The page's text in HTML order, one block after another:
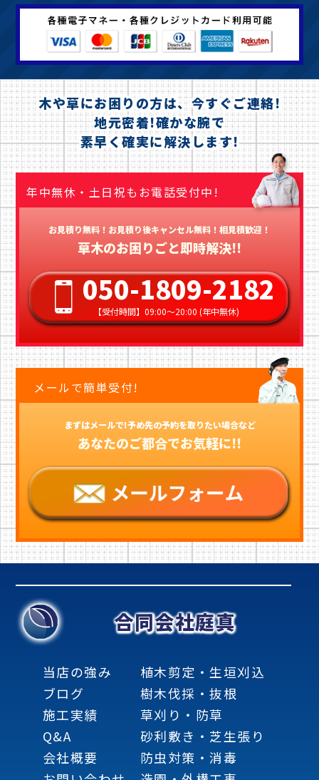
木や草にお困りの方は、今すぐご連絡!
地元密着!確かな腕で
素早く確実に解決します!
年中無休・土日祝もお電話受付中!
お見積り無料！お見積り後キャンセル無料！相見積歓迎！
草木のお困りごと即時解決!!
050-1809-2182
【受付時間】09:00〜20:00 (年中無休)
メールで簡単受付!
まずはメールで!予め先の予約を取りたい場合など
あなたのご都合でお気軽に!!
合同会社庭真
当店の強み
ブログ
施工実績
Q&A
会社概要
植木剪定・生垣刈込
樹木伐採・抜根
草刈り・防草
砂利敷き・芝生張り
防虫対策・消毒